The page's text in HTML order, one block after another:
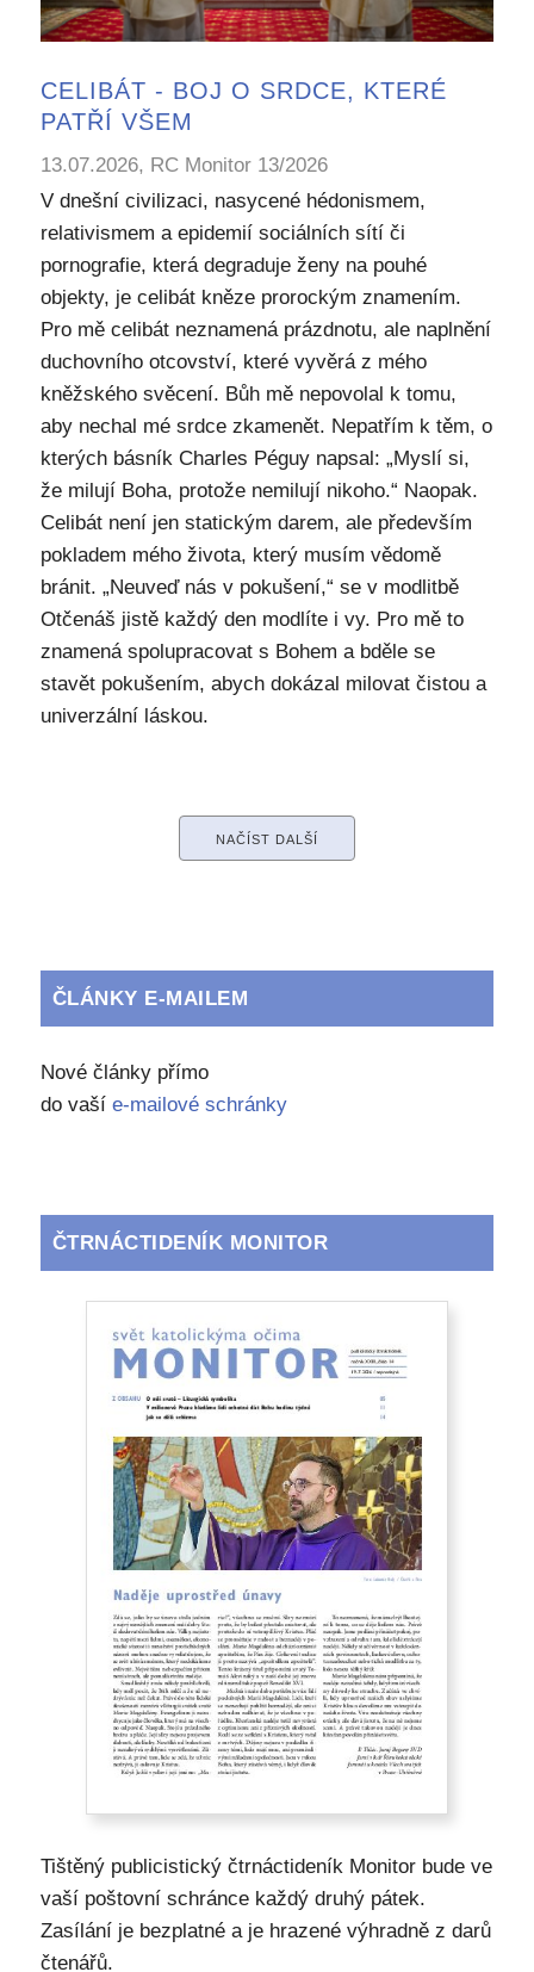
CELIBÁT - BOJ O SRDCE, KTERÉ
PATŘÍ VŠEM
13.07.2026, RC Monitor 13/2026
V dnešní civilizaci, nasycené hédonismem,
relativismem a epidemií sociálních sítí či
pornografie, která degraduje ženy na pouhé
objekty, je celibát kněze prorockým znamením.
Pro mě celibát neznamená prázdnotu, ale naplnění
duchovního otcovství, které vyvěrá z mého
kněžského svěcení. Bůh mě nepovolal k tomu,
aby nechal mé srdce zkamenět. Nepatřím k těm, o
kterých básník Charles Péguy napsal: „Myslí si,
že milují Boha, protože nemilují nikoho.“ Naopak.
Celibát není jen statickým darem, ale především
pokladem mého života, který musím vědomě
bránit. „Neuveď nás v pokušení,“ se v modlitbě
Otčenáš jistě každý den modlíte i vy. Pro mě to
znamená spolupracovat s Bohem a bděle se
stavět pokušením, abych dokázal milovat čistou a
univerzální láskou.
NAČÍST DALŠÍ
ČLÁNKY E-MAILEM
Nové články přímo
do vaší e-mailové schránky
ČTRNÁCTIDENÍK MONITOR
Tištěný publicistický čtrnáctideník Monitor bude ve
vaší poštovní schránce každý druhý pátek.
Zasílání je bezplatné a je hrazené výhradně z darů
čtenářů.